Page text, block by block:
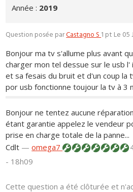
Année : 2019
Question posée parCastagno S1 pt Le 05
Bonjour ma tv s'allume plus avant
charger mon tel dessue sur le usb
et sa fesais du bruit et d'un coup la
por usb fonctionne toujour la tv à 3
Bonjour ne tentez aucune
étant garantie appelez le vendeur
prise en charge totale de la panne...
Cdlt —omega7
- 18h09
Cette question a été clôturée et